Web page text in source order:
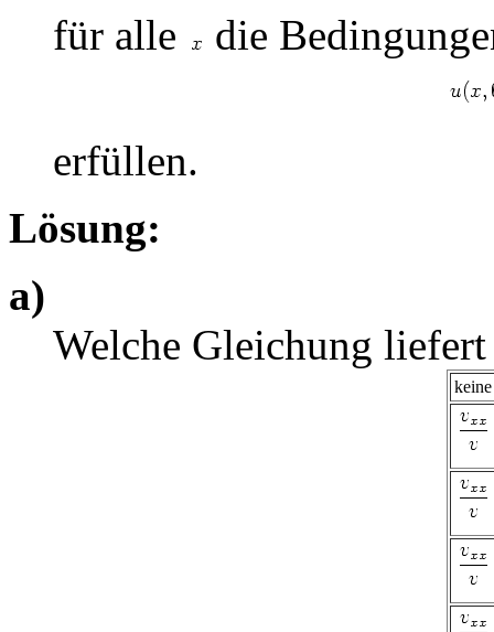
für alle
die
erfüllen.
Lösung:
a)
Welche Gleichung liefert